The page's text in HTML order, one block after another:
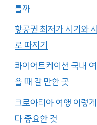
를까
항공권 최저가 시기와
로 따지기
콰이어트케이션 국내
을 때 갈 만한 곳
크로아티아 여행 이렇
다 중요한 것